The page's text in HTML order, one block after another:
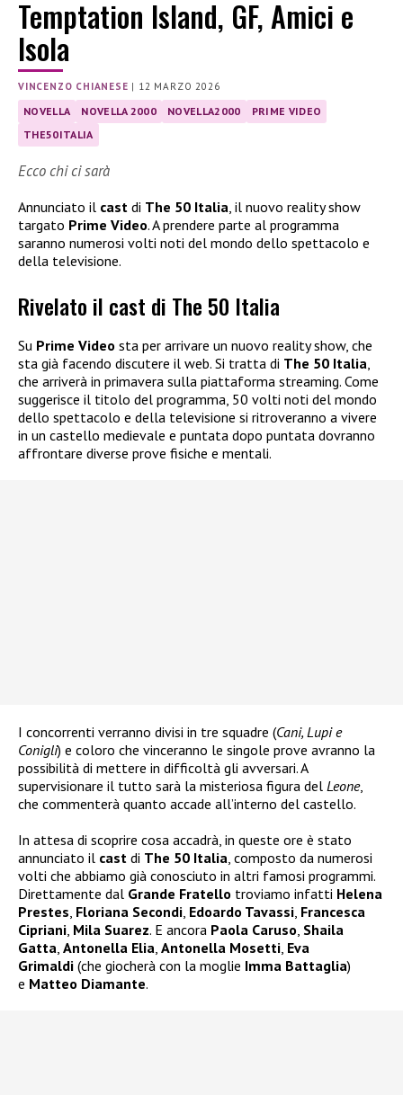
Temptation Island, GF, Amici e
Isola
VINCENZO CHIANESE | 12 MARZO 2026
NOVELLA NOVELLA 2000 NOVELLA2000
PRIME VIDEO
THE50ITALIA
Ecco chi ci sarà
Annunciato il cast di The 50 Italia, il nuovo reality show
targato Prime Video. A prendere parte al programma
saranno numerosi volti noti del mondo dello spettacolo e
della televisione.
Rivelato il cast di The 50 Italia
Su Prime Video sta per arrivare un nuovo reality show, che
sta già facendo discutere il web. Si tratta di The 50 Italia,
che arriverà in primavera sulla piattaforma streaming. Come
suggerisce il titolo del programma, 50 volti noti del mondo
dello spettacolo e della televisione si ritroveranno a vivere
in un castello medievale e puntata dopo puntata dovranno
affrontare diverse prove fisiche e mentali.
I concorrenti verranno divisi in tre squadre (Cani, Lupi e
Conigli) e coloro che vinceranno le singole prove avranno la
possibilità di mettere in difficoltà gli avversari. A
supervisionare il tutto sarà la misteriosa figura del Leone,
che commenterà quanto accade all’interno del castello.
In attesa di scoprire cosa accadrà, in queste ore è stato
annunciato il cast di The 50 Italia, composto da numerosi
volti che abbiamo già conosciuto in altri famosi programmi.
Direttamente dal Grande Fratello troviamo infatti Helena
Prestes, Floriana Secondi, Edoardo Tavassi, Francesca
Cipriani, Mila Suarez. E ancora Paola Caruso, Shaila
Gatta, Antonella Elia, Antonella Mosetti, Eva
Grimaldi (che giocherà con la moglie Imma Battaglia)
e Matteo Diamante.